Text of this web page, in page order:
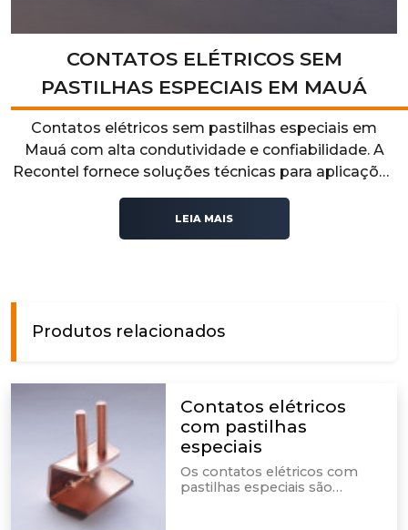
CONTATOS ELÉTRICOS SEM
PASTILHAS ESPECIAIS EM MAUÁ
Contatos elétricos sem pastilhas especiais em
Mauá com alta condutividade e confiabilidade. A
Recontel fornece soluções técnicas para aplicações
segurança e estabilidade operacional.
LEIA MAIS
Produtos relacionados
Contatos elétricos
com pastilhas
especiais
Os contatos elétricos com
pastilhas especiais são